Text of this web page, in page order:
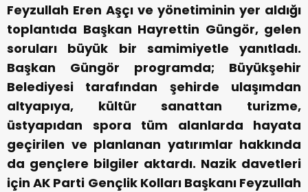
Feyzullah Eren Aşçı ve yönetiminin yer aldığı
toplantıda Başkan Hayrettin Güngör, gelen
soruları büyük bir samimiyetle yanıtladı.
Başkan Güngör programda; Büyükşehir
Belediyesi tarafından şehirde ulaşımdan
altyapıya, kültür sanattan turizme,
üstyapıdan spora tüm alanlarda hayata
geçirilen ve planlanan yatırımlar hakkında
da gençlere bilgiler aktardı. Nazik davetleri
için AK Parti Gençlik Kolları Başkanı Feyzullah